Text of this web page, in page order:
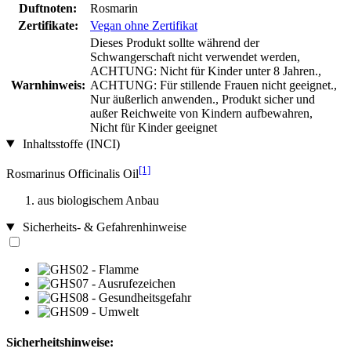
Duftnoten:
Rosmarin
Zertifikate:
Vegan ohne Zertifikat
Warnhinweis:
Dieses Produkt sollte während der
Schwangerschaft nicht verwendet werden,
ACHTUNG: Nicht für Kinder unter 8 Jahren.,
ACHTUNG: Für stillende Frauen nicht geeignet.,
Nur äußerlich anwenden., Produkt sicher und
außer Reichweite von Kindern aufbewahren,
Nicht für Kinder geeignet
Inhaltsstoffe (INCI)
Rosmarinus Officinalis Oil[1]
aus biologischem Anbau
Sicherheits- & Gefahrenhinweise
Sicherheitshinweise: